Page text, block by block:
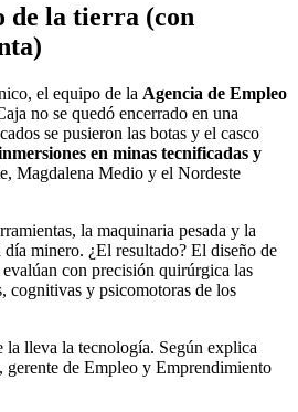
de la tierra (con
el equipo de la Agencia de Empleo
no se quedó encerrado en una
se pusieron las botas y el casco
en minas tecnificadas y
Magdalena Medio y el Nordeste
la maquinaria pesada y la
minero. ¿El resultado? El diseño de
evalúan con precisión quirúrgica las
cognitivas y psicomotoras de los
la lleva la tecnología. Según explica
de Empleo y Emprendimiento